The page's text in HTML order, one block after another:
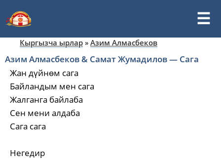
Кыргызча ырлар » Азим Алмасбеков
Азим Алмасбеков & Самат Жумадилов — Сага
Жан дүйнөм сага
Байландым мен сага
Жалганга байлаба
Сен мени алдаба
Сага сага
Негедир